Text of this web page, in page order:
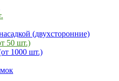
(двухсторонние)
50 шт.)
1000 шт.)